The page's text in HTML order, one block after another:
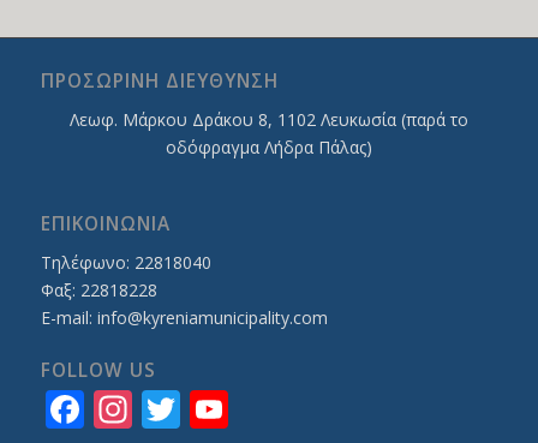
ΠΡΟΣΩΡΙΝΗ ΔΙΕΥΘΥΝΣΗ
Λεωφ. Mάρκου Δράκου 8, 1102 Λευκωσία (παρά το
οδόφραγμα Λήδρα Πάλας)
ΕΠΙΚΟΙΝΩΝΙΑ
Τηλέφωνο: 22818040
Φαξ: 22818228
E-mail: info@kyreniamunicipality.com
FOLLOW US
Facebook
Instagram
Twitter
YouTube